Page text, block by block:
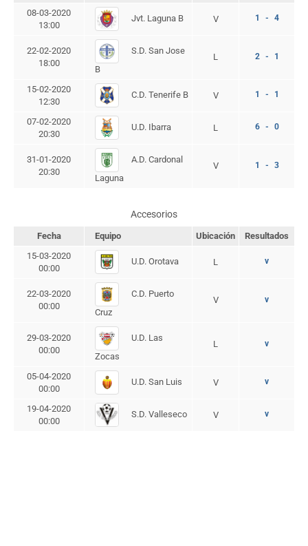
08-03-2020
13:00
Jvt. Laguna B V 1 - 4
22-02-2020
18:00
S.D. San Jose
B
L 2 - 1
15-02-2020
12:30
C.D. Tenerife B V 1 - 1
07-02-2020
20:30
U.D. Ibarra L 6 - 0
31-01-2020
20:30
A.D. Cardonal
Laguna
V 1 - 3
Accesorios
Fecha Equipo Ubicación
Resultados
15-03-2020
00:00
U.D. Orotava L v
22-03-2020
00:00
C.D. Puerto
Cruz
V v
29-03-2020
00:00
U.D. Las
Zocas
L v
05-04-2020
00:00
U.D. San Luis V v
19-04-2020
00:00
S.D. Valleseco V v